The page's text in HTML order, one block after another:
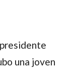
una joven